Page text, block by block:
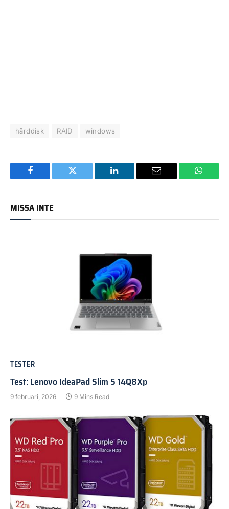
hårddisk RAID windows
Facebook Twitter LinkedIn Email
MISSA INTE
TESTER
Test: Lenovo IdeaPad Slim 5 14Q8Xp
9 februari, 2026 9 Mins Read